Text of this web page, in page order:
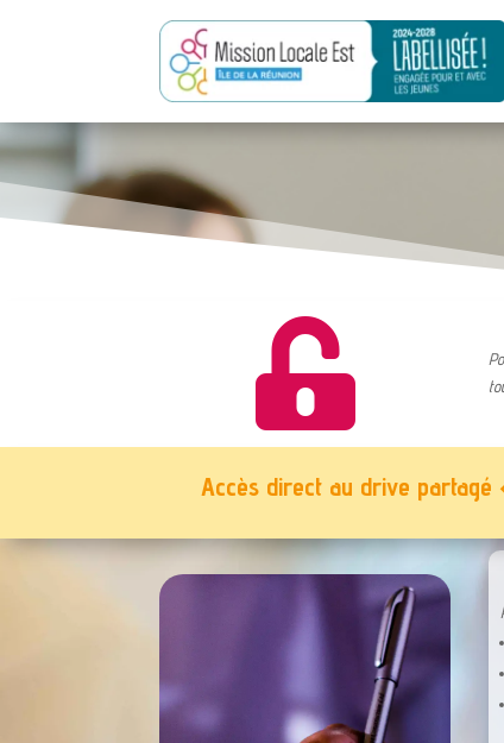

Accès direct au drive partagé